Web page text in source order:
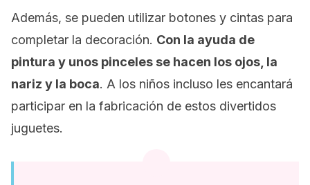
Además, se pueden utilizar botones y cintas para
completar la decoración. Con la ayuda de
pintura y unos pinceles se hacen los ojos, la
nariz y la boca. A los niños incluso les encantará
participar en la fabricación de estos divertidos
juguetes.